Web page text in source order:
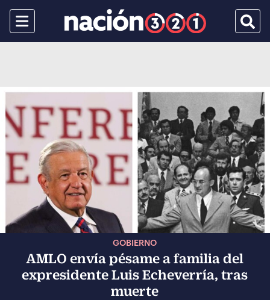
Menu
GOBIERNO
AMLO envía pésame a familia del
expresidente Luis Echeverría, tras
muerte